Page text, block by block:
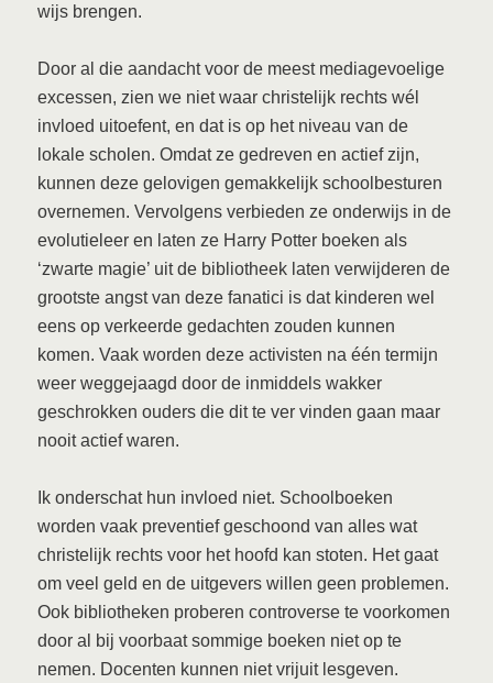
wijs brengen.
Door al die aandacht voor de meest mediagevoelige
excessen, zien we niet waar christelijk rechts wél
invloed uitoefent, en dat is op het niveau van de
lokale scholen. Omdat ze gedreven en actief zijn,
kunnen deze gelovigen gemakkelijk schoolbesturen
overnemen. Vervolgens verbieden ze onderwijs in de
evolutieleer en laten ze Harry Potter boeken als
‘zwarte magie’ uit de bibliotheek laten verwijderen de
grootste angst van deze fanatici is dat kinderen wel
eens op verkeerde gedachten zouden kunnen
komen. Vaak worden deze activisten na één termijn
weer weggejaagd door de inmiddels wakker
geschrokken ouders die dit te ver vinden gaan maar
nooit actief waren.
Ik onderschat hun invloed niet. Schoolboeken
worden vaak preventief geschoond van alles wat
christelijk rechts voor het hoofd kan stoten. Het gaat
om veel geld en de uitgevers willen geen problemen.
Ook bibliotheken proberen controverse te voorkomen
door al bij voorbaat sommige boeken niet op te
nemen. Docenten kunnen niet vrijuit lesgeven.